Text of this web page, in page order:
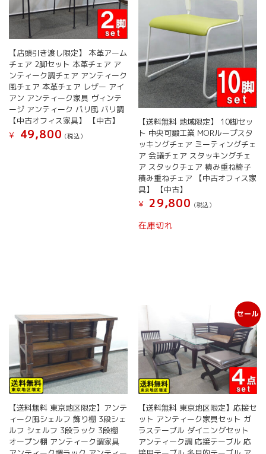
【店頭引き渡し限定】 本革アーム
チェア 2脚セット 本革チェア ア
ンティーク調チェア アンティーク
風チェア 本革チェア レザー アイ
アン アンティーク家具 ヴィンテ
ージ アンティーク バリ風 バリ調
【中古オフィス家具】 【中古】
¥
49,800 (税込）
【送料無料 地域限定】 10脚セッ
ト 中央可鍛工業 MORループスタ
ッキングチェア ミーティングチェ
ア 会議チェア スタッキングチェ
ア スタックチェア 積み重ね椅子
積み重ねチェア 【中古オフィス家
具】 【中古】
¥ 29,800 (税込）
在庫切れ
【送料無料 東京地区限定】アンテ
ィーク風シェルフ 飾り棚 3段シェ
ルフ シェルフ 3段ラック 3段棚
オープン棚 アンティーク調家具
セール
【送料無料 東京地区限定】応接セ
ット アンティーク家具セット ガ
ラステーブル ダイニングセット
アンティーク調 応接テーブル 応